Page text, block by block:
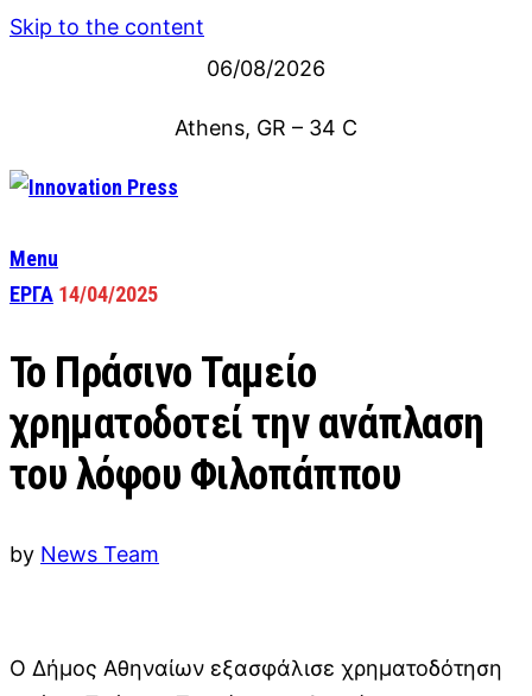
Skip to the content
06/08/2026
Athens, GR – 34 C
Menu
ΕΡΓΑ 14/04/2025
Το Πράσινο Ταμείο
χρηματοδοτεί την ανάπλαση
του λόφου Φιλοπάππου
by News Team
Ο Δήμος Αθηναίων εξασφάλισε χρηματοδότηση